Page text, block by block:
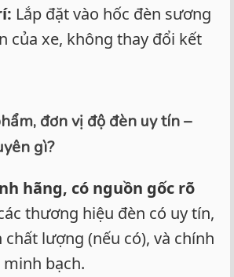
Lắp đặt vào hốc đèn sương
của xe, không thay đổi kết
đơn vị độ đèn uy tín –
gì?
hãng, có nguồn gốc rõ
thương hiệu đèn có uy tín,
lượng (nếu có), và chính
bạch.